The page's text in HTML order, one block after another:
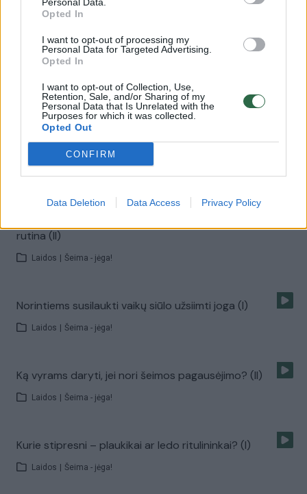
Opted In
I want to opt-out of processing my
Personal Data for Targeted Advertising.
Opted In
I want to opt-out of Collection, Use,
Retention, Sale, and/or Sharing of my
Personal Data that Is Unrelated with the
Purposes for which it was collected.
Opted Out
CONFIRM
Data Deletion Data Access Privacy Policy
R. Skaisgirys apie žmoną: ji – tarsi rožė. Ir žydi, ir badosi
Laidos | Šeima - jėga!
Verslininkų patarimai, ką daryti, kad šeima netaptų
rutina (II)
Laidos Šeima - jėga!
Norintiems susilaukti vaikų siūlo užsiimti joga (I)
Laidos Šeima - jėga!
Ką vyrams daryti, jei nori šeimos pagausėjimo? (II)
Laidos Šeima - jėga!
Kurie stipresni – plaukikai ar ledo ritulininkai? (I)
Laidos Šeima - jėga!